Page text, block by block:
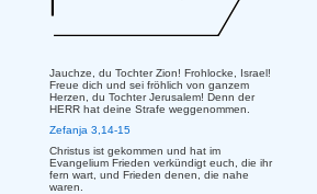
Jauchze, du Tochter Zion! Frohlocke, Israel!
Freue dich und sei fröhlich von ganzem
Herzen, du Tochter Jerusalem! Denn der
HERR hat deine Strafe weggenommen.
Zefanja 3,14-15
Christus ist gekommen und hat im
Evangelium Frieden verkündigt euch, die ihr
fern wart, und Frieden denen, die nahe
waren.